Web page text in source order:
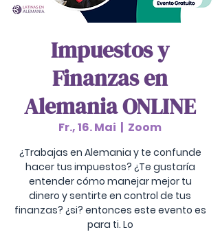
Impuestos y
Finanzas en
Alemania ONLINE
Fr., 16. Mai
  |
Zoom
¿Trabajas en Alemania y te confunde
hacer tus impuestos? ¿Te gustaría
entender cómo manejar mejor tu
dinero y sentirte en control de tus
finanzas? ¿si? entonces este evento es
para ti. Lo